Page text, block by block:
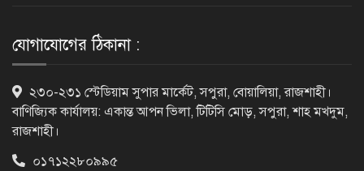
কারিগরি বোর্ডের পাশের হারে নজিরবিহীন
ধস, কমেছে জিপিএ-৫ ও
যোগাযোগের ঠিকানা :
২৩০-২৩১ স্টেডিয়াম সুপার মার্কেট, সপুরা, বোয়ালিয়া, রাজশাহী।
বাণিজ্যিক কার্যালয়: একান্ত আপন ভিলা, টিটিসি মোড়, সপুরা, শাহ মখদুম,
রাজশাহী।
০১৭১২২৮০৯৯৫